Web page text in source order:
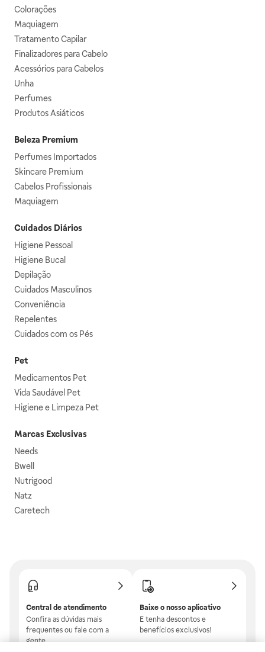
Colorações
Maquiagem
Tratamento Capilar
Finalizadores para Cabelo
Acessórios para Cabelos
Unha
Perfumes
Produtos Asiáticos
Beleza Premium
Perfumes Importados
Skincare Premium
Cabelos Profissionais
Maquiagem
Cuidados Diários
Higiene Pessoal
Higiene Bucal
Depilação
Cuidados Masculinos
Conveniência
Repelentes
Cuidados com os Pés
Pet
Medicamentos Pet
Vida Saudável Pet
Higiene e Limpeza Pet
Marcas Exclusivas
Needs
Bwell
Nutrigood
Natz
Caretech
Central de atendimento
Confira as dúvidas mais
frequentes ou fale com a
gente.
Baixe o nosso aplicativo
E tenha descontos e
benefícios exclusivos!